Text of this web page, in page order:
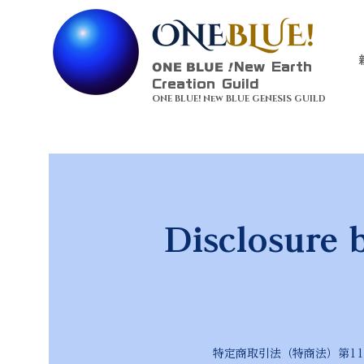
ONE BLUE ! New Earth
Creation Guild
ONE BLUE! New BLUE GENESIS GUILD
Disclosure
特定商取引法（特商法）第